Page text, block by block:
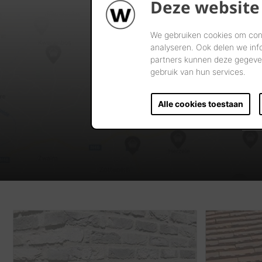
Deze
We gebruiken cookies om
analyseren. Ook delen we
partners kunnen deze
gebruik van hun services.
Alle cookies toestaan